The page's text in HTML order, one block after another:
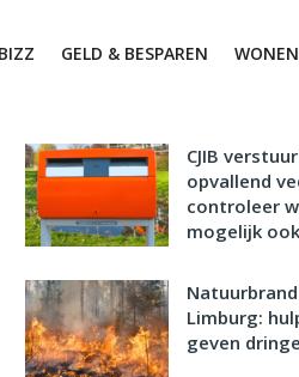
GELD & BESPAREN WONEN
CJIB
opvallend
controleer
mogelijk
Limburg:
geven